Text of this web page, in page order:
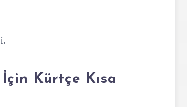
Kürtçe Kısa